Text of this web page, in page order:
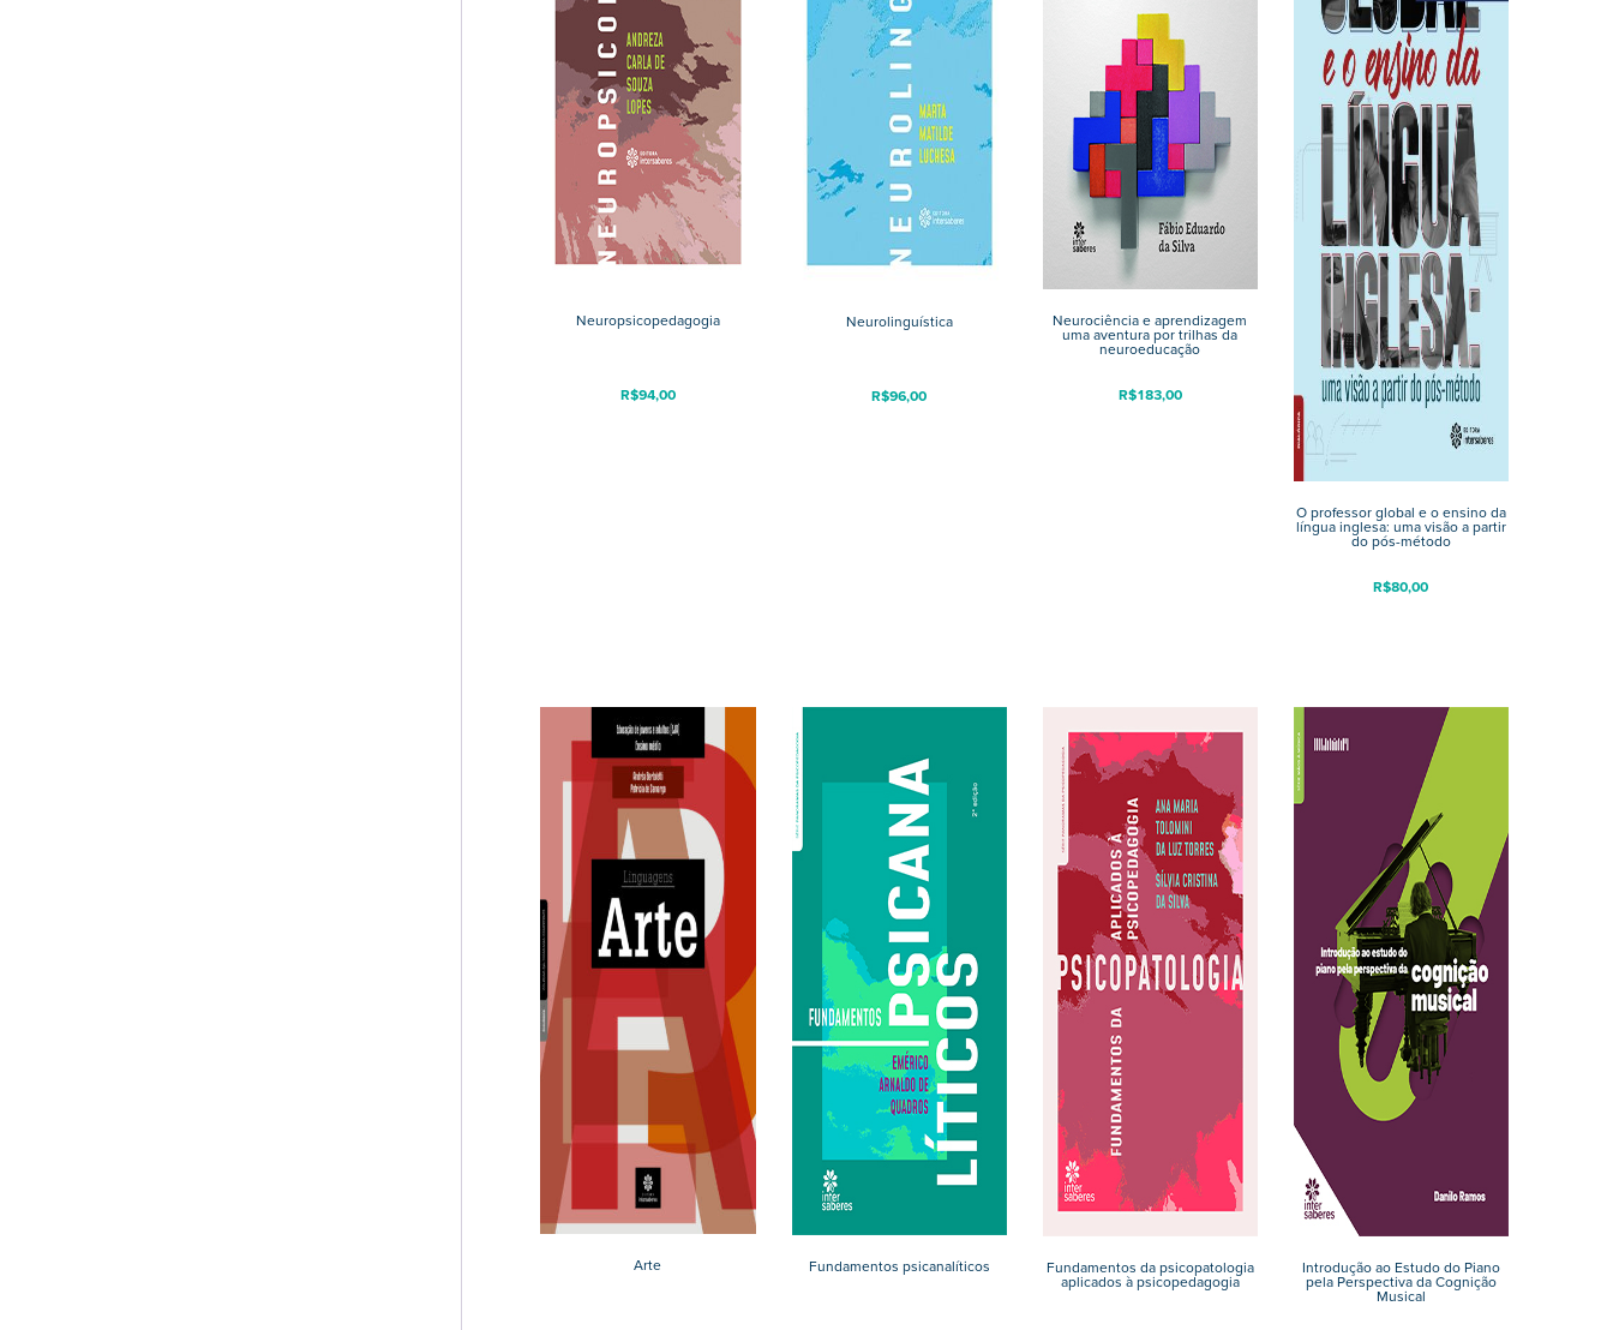
Neuropsicopedagogia
R$94,00
Neurolinguística
R$96,00
Neurociência e aprendizagem
uma aventura por trilhas da
neuroeducação
R$183,00
O professor global e o ensino da
língua inglesa: uma visão a partir
do pós-método
R$80,00
Arte Fundamentos psicanalíticos Fundamentos da psicopatologia
aplicados à psicopedagogia
Introdução ao Estudo do Piano
pela Perspectiva da Cognição
Musical